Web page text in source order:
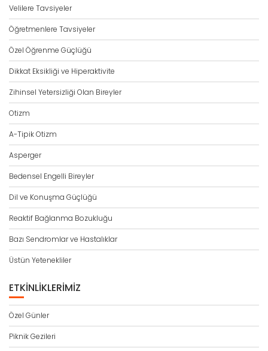
Velilere Tavsiyeler
Öğretmenlere Tavsiyeler
Özel Öğrenme Güçlüğü
Dikkat Eksikliği ve Hiperaktivite
Zihinsel Yetersizliği Olan Bireyler
Otizm
A-Tipik Otizm
Asperger
Bedensel Engelli Bireyler
Dil ve Konuşma Güçlüğü
Reaktif Bağlanma Bozukluğu
Bazı Sendromlar ve Hastalıklar
Üstün Yetenekliler
ETKINLIKLERIMIZ
Özel Günler
Piknik Gezileri